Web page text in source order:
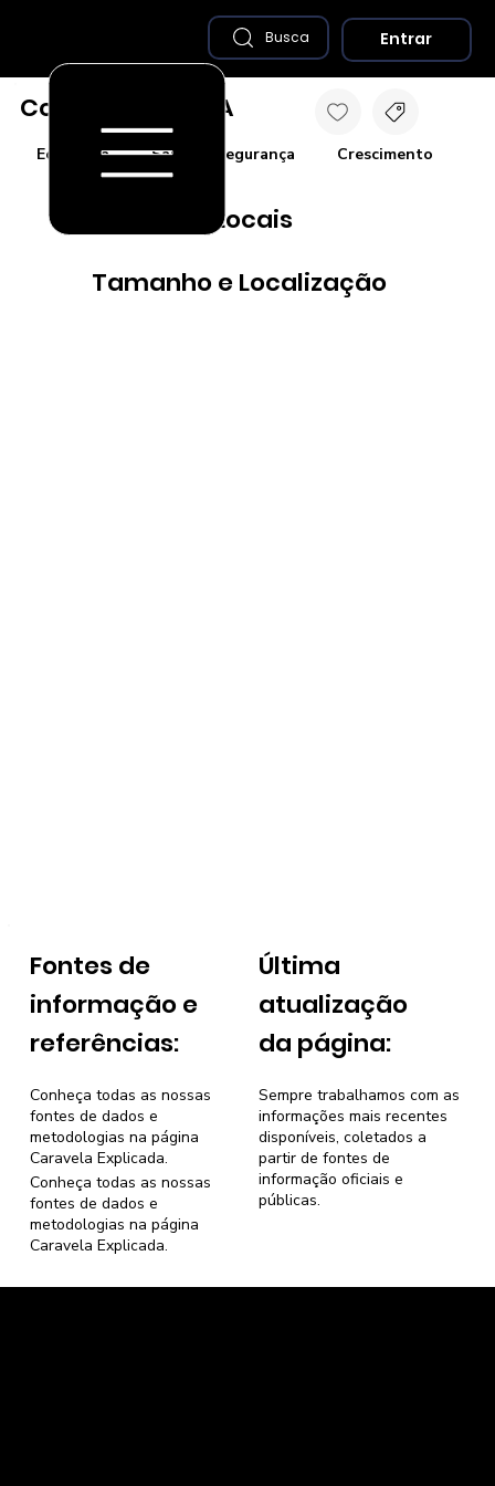
Tamanho e Localização
Destaques Locais
Fontes de
informação e
referências:
Última
atualização
da página:
Sempre trabalhamos com as
informações mais recentes
disponíveis, coletados a
partir de fontes de
informação oficiais e
públicas.
Conheça todas as nossas
fontes de dados e
metodologias na página
Caravela Explicada.
Conheça todas as nossas
fontes de dados e
metodologias na página
Caravela Explicada.
Economia Saúde e Segurança Crescimento
Coelho Neto - MA
Busca Entrar